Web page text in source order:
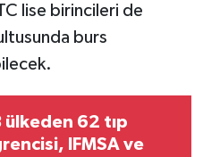
lise birincileri de
burs
ülkeden 62 tıp
IFMSA ve